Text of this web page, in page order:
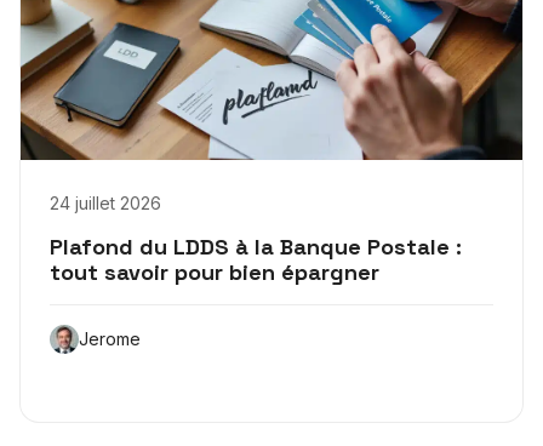
24 juillet 2026
Plafond du LDDS à la Banque Postale :
tout savoir pour bien épargner
Jerome